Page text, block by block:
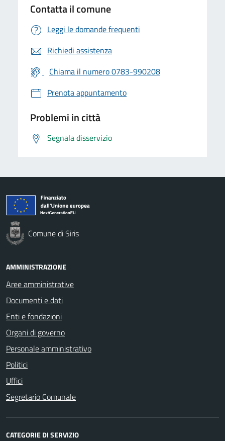
Contatta il comune
Leggi le domande frequenti
Richiedi assistenza
Chiama il numero 0783-990208
Prenota appuntamento
Problemi in città
Segnala disservizio
Comune di Siris
AMMINISTRAZIONE
Aree amministrative
Documenti e dati
Enti e fondazioni
Organi di governo
Personale amministrativo
Politici
Uffici
Segretario Comunale
CATEGORIE DI SERVIZIO